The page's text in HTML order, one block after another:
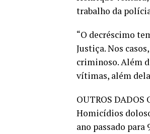
trabalho da
“O decréscimo
Justiça. Nos
criminoso. Além
vítimas, além
OUTROS
Homicídios
ano passado para